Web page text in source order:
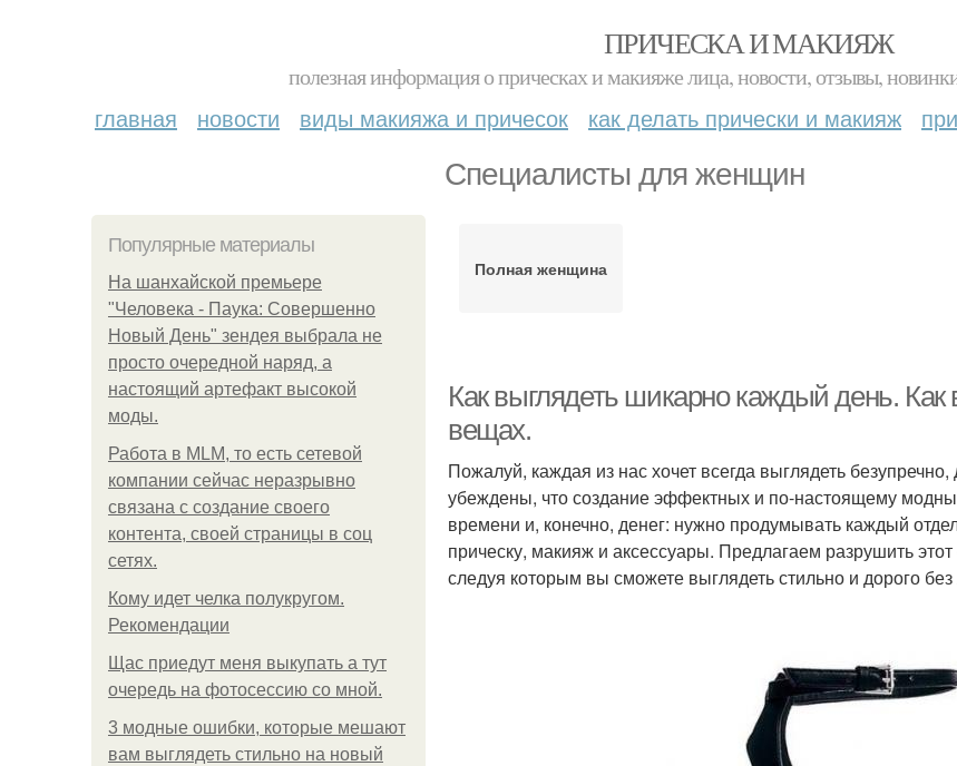
ПРИЧЕСКА И МАКИЯЖ
полезная информация о прическах и макияже лица, новости, отзывы,
главная новости виды макияжа и причесок как делать прически и макияж
Специалисты для женщин
Популярные материалы
На шанхайской премьере
"Человека - Паука: Совершенно
Новый День" зендея выбрала не
просто очередной наряд, а
настоящий артефакт высокой
моды.
Работа в MLM, то есть сетевой
компании сейчас неразрывно
связана с создание своего
контента, своей страницы в соц
сетях.
Кому идет челка полукругом.
Рекомендации
Щас приедут меня выкупать а тут
очередь на фотосессию со мной.
3 модные ошибки, которые мешают
вам выглядеть стильно на новый
Полная женщина
Как выглядеть шикарно каждый день. Как
вещах.
Пожалуй, каждая из нас хочет всегда выглядеть
убеждены, что создание эффектных и по-настоящему
времени и, конечно, денег: нужно продумывать каждый
прическу, макияж и аксессуары. Предлагаем разрушить
следуя которым вы сможете выглядеть стильно и дорого